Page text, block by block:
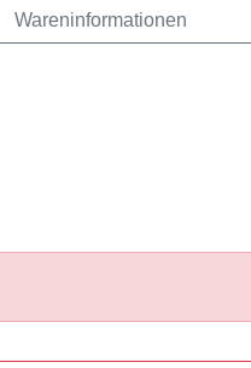
Wareninformationen